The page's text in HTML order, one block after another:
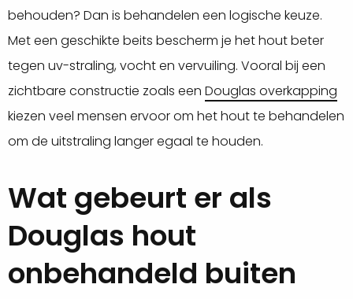
behouden? Dan is behandelen een logische keuze.
Met een geschikte beits bescherm je het hout beter
tegen uv-straling, vocht en vervuiling. Vooral bij een
zichtbare constructie zoals een Douglas overkapping
kiezen veel mensen ervoor om het hout te behandelen
om de uitstraling langer egaal te houden.
Wat gebeurt er als
Douglas hout
onbehandeld buiten